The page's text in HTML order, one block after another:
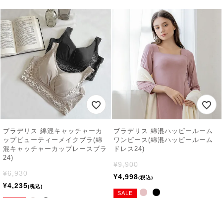
ブラデリス 綿混キャッチャーカ
ップビューティーメイクブラ(綿
混キャッチャーカップレースブラ
24)
¥6,930
¥4,235 税込
ブラデリス 綿混ハッピールーム
ワンピース(綿混ハッピールーム
ドレス24)
¥9,900
¥4,998 税込
SALE